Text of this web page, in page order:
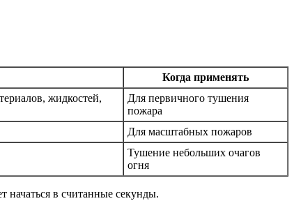
Когда применять
жидкостей,
Для первичного тушения
пожара
Для масштабных пожаров
Тушение небольших очагов
огня
начаться в считанные секунды.